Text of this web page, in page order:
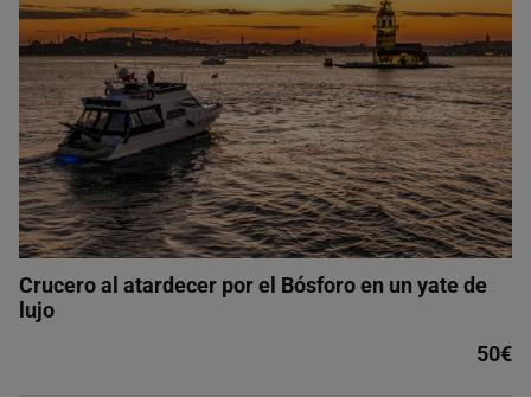
Crucero al atardecer por el Bósforo en un yate de
lujo
50€